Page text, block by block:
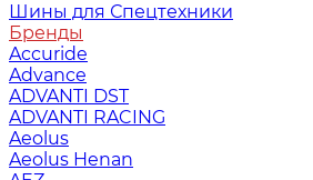
Шины для Спецтехники
Бренды
Accuride
Advance
ADVANTI DST
ADVANTI RACING
Aeolus
Aeolus Henan